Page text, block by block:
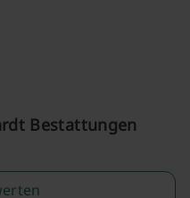
Bestattungen